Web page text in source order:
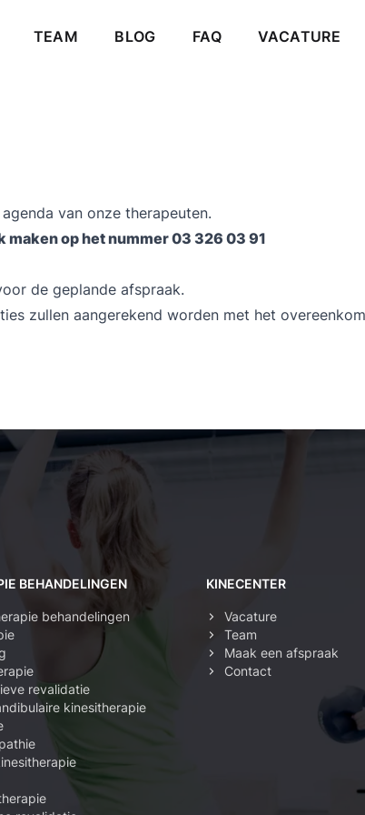
TEAM BLOG FAQ VACATURE
van onze therapeuten.
maken op het nummer03 326 03 91
de geplande afspraak.
zullen aangerekend worden met het
BEHANDELINGEN
behandelingen
revalidatie
kinesitherapie
KINECENTER
Vacature
Team
Maak een afspraak
Contact